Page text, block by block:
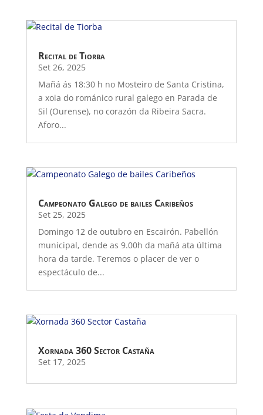
Recital de Tiorba
Set 26, 2025
Mañá ás 18:30 h no Mosteiro de Santa Cristina,
a xoia do románico rural galego en Parada de
Sil (Ourense), no corazón da Ribeira Sacra.
Aforo...
Campeonato Galego de bailes Caribeños
Set 25, 2025
Domingo 12 de outubro en Escairón. Pabellón
municipal, dende as 9.00h da mañá ata última
hora da tarde. Teremos o placer de ver o
espectáculo de...
Xornada 360 Sector Castaña
Set 17, 2025